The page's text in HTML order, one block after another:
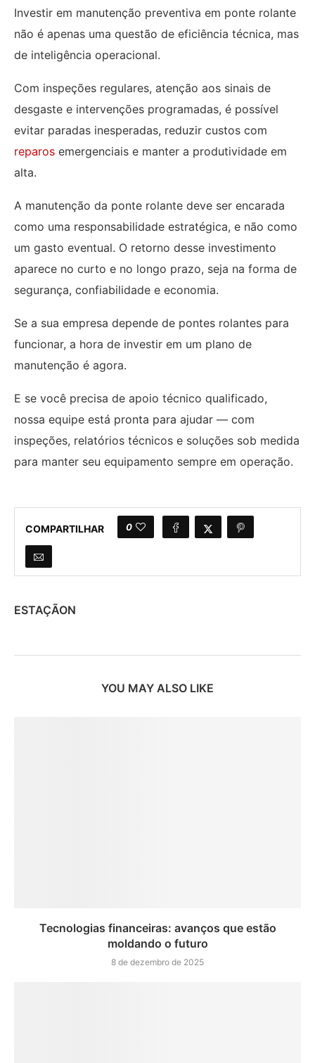
Investir em manutenção preventiva em ponte rolante
não é apenas uma questão de eficiência técnica, mas
de inteligência operacional.
Com inspeções regulares, atenção aos sinais de
desgaste e intervenções programadas, é possível
evitar paradas inesperadas, reduzir custos com
reparos emergenciais e manter a produtividade em
alta.
A manutenção da ponte rolante deve ser encarada
como uma responsabilidade estratégica, e não como
um gasto eventual. O retorno desse investimento
aparece no curto e no longo prazo, seja na forma de
segurança, confiabilidade e economia.
Se a sua empresa depende de pontes rolantes para
funcionar, a hora de investir em um plano de
manutenção é agora.
E se você precisa de apoio técnico qualificado,
nossa equipe está pronta para ajudar — com
inspeções, relatórios técnicos e soluções sob medida
para manter seu equipamento sempre em operação.
COMPARTILHAR 0
ESTAÇÃON
YOU MAY ALSO LIKE
Tecnologias financeiras: avanços que estão
moldando o futuro
8 de dezembro de 2025